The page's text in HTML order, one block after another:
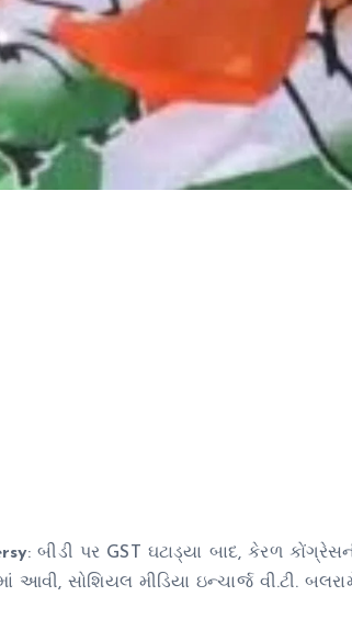
: બીડી પર GST ઘટાડ્યા બાદ, કેરળ
આવી, સોશિયલ મીડિયા ઇન્ચાર્જ વી.ટી.